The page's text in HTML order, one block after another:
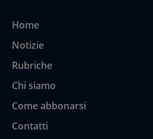
Home
Notizie
Rubriche
Chi siamo
Come abbonarsi
Contatti